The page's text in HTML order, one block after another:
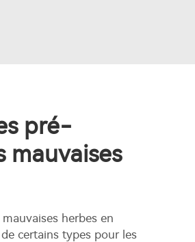
pré-
mauvaises
herbes en
certains types pour les